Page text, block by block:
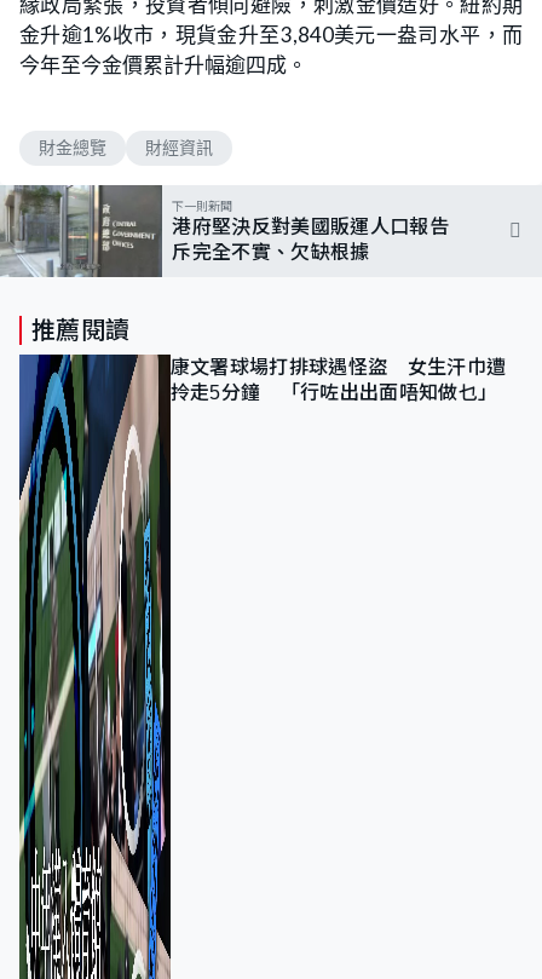
0
%
金升逾1%收市，現貨金升至3,840美元一盎司水平，而
今年至今金價累計升幅逾四成。
財金總覽 財經資訊
下一則新聞
港府堅決反對美國販運人口報告
斥完全不實、欠缺根據
推薦閱讀
康文署球場打排球遇怪盜 女生汗巾遭
拎走5分鐘 「行咗出出面唔知做乜」